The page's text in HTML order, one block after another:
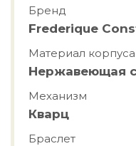
Бренд
Frederique
Материал корпуса
Hержавеющая
Механизм
Кварц
Браслет